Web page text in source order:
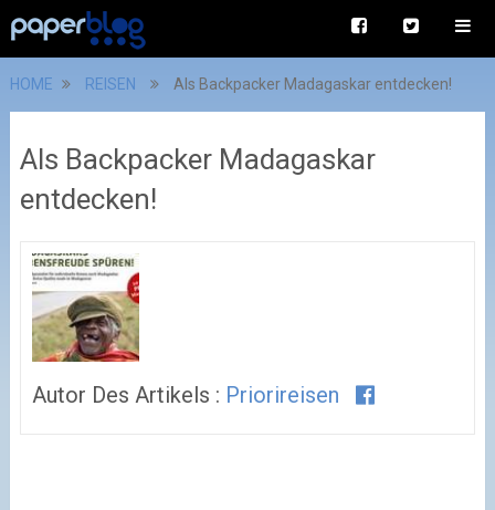
HOME REISEN Als Backpacker Madagaskar entdecken!
Als Backpacker Madagaskar
entdecken!
Autor Des Artikels : Priorireisen